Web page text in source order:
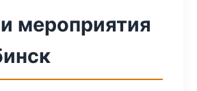
мероприятия